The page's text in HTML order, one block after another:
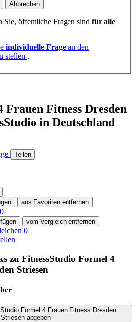
Abbrechen
Sie, öffentliche Fragen sind für alle
individuelle Frage an den
stellen .
Frauen Fitness Dresden
in Deutschland
Teilen
aus Favoriten entfernen
0
vom Vergleich entfernen
0
zu FitnessStudio Formel 4
Striesen
Formel 4 Frauen Fitness Dresden
Striesen abgeben